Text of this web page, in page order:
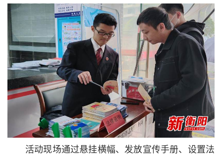
活动现场通过悬挂横幅、发放宣传手册、设置法